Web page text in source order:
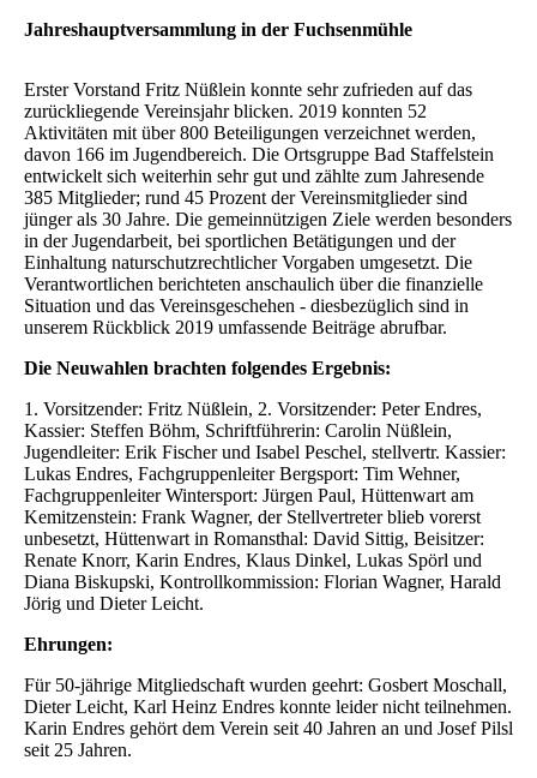
Jahreshauptversammlung in der Fuchsenmühle
Erster Vorstand Fritz Nüßlein konnte sehr zufrieden auf das
zurückliegende Vereinsjahr blicken. 2019 konnten 52
Aktivitäten mit über 800 Beteiligungen verzeichnet werden,
davon 166 im Jugendbereich. Die Ortsgruppe Bad Staffelstein
entwickelt sich weiterhin sehr gut und zählte zum Jahresende
385 Mitglieder; rund 45 Prozent der Vereinsmitglieder sind
jünger als 30 Jahre. Die gemeinnützigen Ziele werden besonders
in der Jugendarbeit, bei sportlichen Betätigungen und der
Einhaltung naturschutzrechtlicher Vorgaben umgesetzt. Die
Verantwortlichen berichteten anschaulich über die finanzielle
Situation und das Vereinsgeschehen - diesbezüglich sind in
unserem Rückblick 2019 umfassende Beiträge abrufbar.
Die Neuwahlen brachten folgendes Ergebnis:
1. Vorsitzender: Fritz Nüßlein, 2. Vorsitzender: Peter Endres,
Kassier: Steffen Böhm, Schriftführerin: Carolin Nüßlein,
Jugendleiter: Erik Fischer und Isabel Peschel, stellvertr. Kassier:
Lukas Endres, Fachgruppenleiter Bergsport: Tim Wehner,
Fachgruppenleiter Wintersport: Jürgen Paul, Hüttenwart am
Kemitzenstein: Frank Wagner, der Stellvertreter blieb vorerst
unbesetzt, Hüttenwart in Romansthal: David Sittig, Beisitzer:
Renate Knorr, Karin Endres, Klaus Dinkel, Lukas Spörl und
Diana Biskupski, Kontrollkommission: Florian Wagner, Harald
Jörig und Dieter Leicht.
Ehrungen:
Für 50-jährige Mitgliedschaft wurden geehrt: Gosbert Moschall,
Dieter Leicht, Karl Heinz Endres konnte leider nicht teilnehmen.
Karin Endres gehört dem Verein seit 40 Jahren an und Josef Pilsl
seit 25 Jahren.